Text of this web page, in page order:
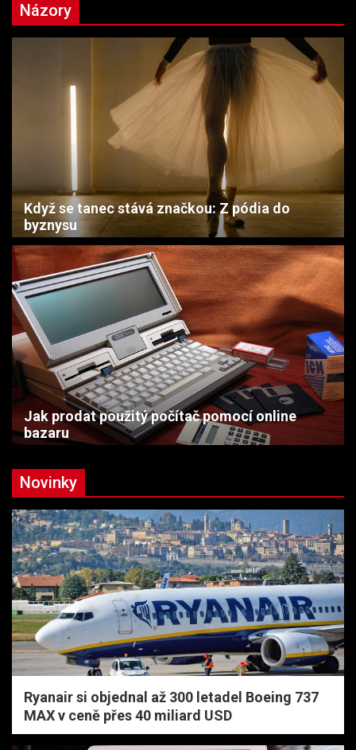
Názory
Když se tanec stává značkou: Z pódia do
byznysu
Jak prodat použitý počítač pomocí online
bazaru
Novinky
Ryanair si objednal až 300 letadel Boeing 737
MAX v ceně přes 40 miliard USD